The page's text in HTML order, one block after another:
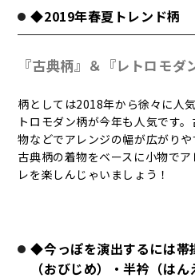
◆2019年春夏トレンド柄
『古典柄』＆『レトロモダ
柄としては2018年から徐々に人
トロモダン柄が今年も人気です
物などでアレンジの幅が広がり
古典柄の着物をベースに小物で
レを楽しんじゃいましょう！
◆今っぽを演出するには帯
（おびじめ）・半衿（は